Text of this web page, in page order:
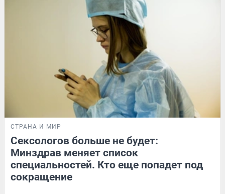
СТРАНА И МИР
Сексологов больше не будет:
Минздрав меняет список
специальностей. Кто еще попадет под
сокращение